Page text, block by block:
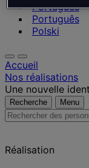
Português
Português
Polski
Accueil
Nos réalisations
Une nouvelle
Recherche Menu
Rechercher
des
Réalisation